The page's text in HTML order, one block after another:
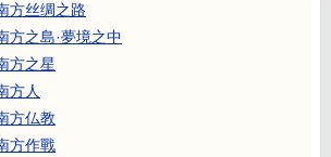
方丝绸之路
方之島·夢境之中
方之星
方人
方仏教
方作戰